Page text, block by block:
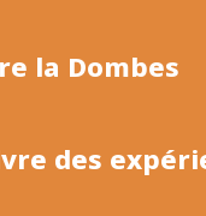
la Dombes
des
aménagé